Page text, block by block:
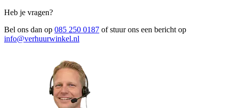
Heb je vragen?
Bel ons dan op 085 250 0187 of stuur ons een bericht op
info@verhuurwinkel.nl